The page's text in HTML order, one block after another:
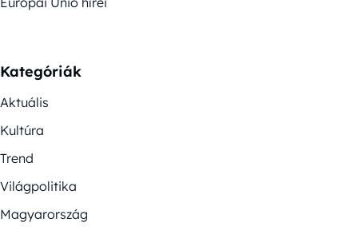
Kategóriák
Aktuális
Kultúra
Trend
Világpolitika
Magyarország